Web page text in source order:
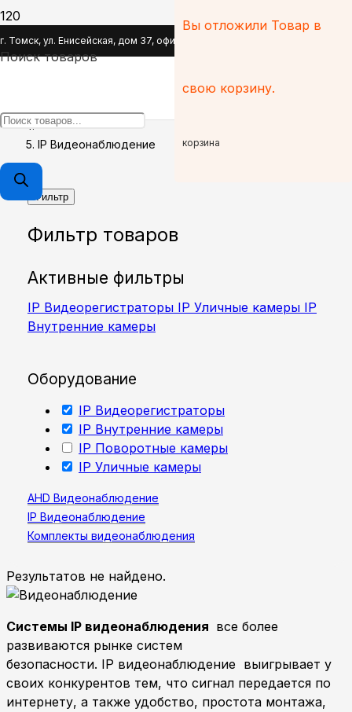
г. Томск, ул. Енисейская, дом 37, офис 110
Поиск товаров
Вы отложили Товар в
свою корзину.
корзина
IP Видеонаблюдение
IP Видеонаблюдение
Фильтр
Фильтр товаров
Активные фильтры
IP Видеорегистраторы IP Уличные камеры IP
Внутренние камеры
Оборудование
IP Видеорегистраторы
IP Внутренние камеры
IP Поворотные камеры
IP Уличные камеры
AHD Видеонаблюдение
IP Видеонаблюдение
Комплекты видеонаблюдения
Результатов не найдено.
Системы IP видеонаблюдения все более
развиваются рынке систем
безопасности. IP видеонаблюдение выигрывает у
своих конкурентов тем, что сигнал передается по
интернету, а также удобство, простота монтажа,